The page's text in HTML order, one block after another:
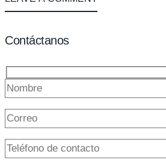
Contáctanos